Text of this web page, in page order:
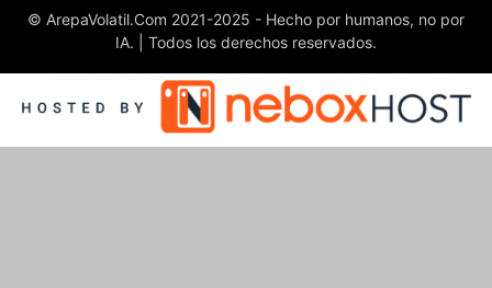
© ArepaVolatil.Com 2021-2025 - Hecho por humanos, no por
IA. | Todos los derechos reservados.